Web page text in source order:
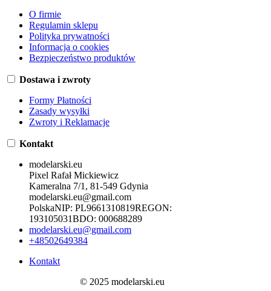
O firmie
Regulamin sklepu
Polityka prywatności
Informacja o cookies
Bezpieczeństwo produktów
Dostawa i zwroty
Formy Płatności
Zasady wysyłki
Zwroty i Reklamacje
Kontakt
modelarski.eu
Pixel Rafał Mickiewicz
Kameralna 7/1, 81-549 Gdynia
modelarski.eu@gmail.com
PolskaNIP: PL9661310819REGON:
193105031BDO: 000688289
modelarski.eu@gmail.com
+48502649384
Kontakt
© 2025 modelarski.eu